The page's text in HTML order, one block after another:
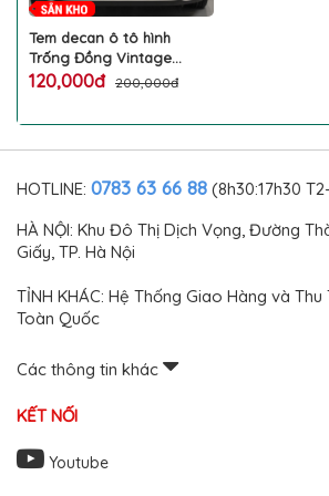
Tem decan ô tô hình
Trống Đồng Vintage
miếng skin dán LUXSKEEN
120,000đ 200,000đ
HOTLINE: 0783 63 66 88 (8h30:17h30
HÀ NỘI: Khu Đô Thị Dịch Vọng, Đường
Giấy, TP. Hà Nội
TỈNH KHÁC: Hệ Thống Giao Hàng và Thu
Toàn Quốc
Các thông tin khác
KẾT NỐI
Youtube